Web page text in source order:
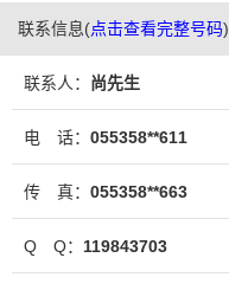
联系信息(点击查看完整号码)
联系人： 尚先生
电 话： 055358**611
传 真： 055358**663
Q Q： 119843703